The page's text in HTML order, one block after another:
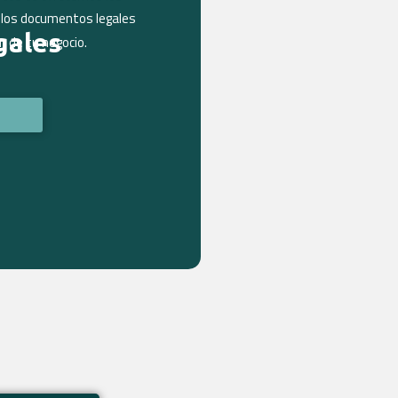
documentos legales
de tu negocio.